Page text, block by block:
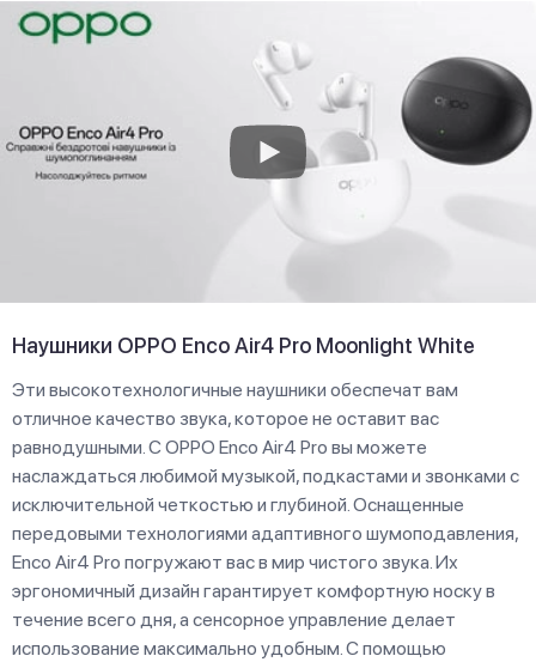
Наушники OPPO Enco Air4 Pro Moonlight White
Эти высокотехнологичные наушники обеспечат вам
отличное качество звука, которое не оставит вас
равнодушными. С OPPO Enco Air4 Pro вы можете
наслаждаться любимой музыкой, подкастами и звонками с
исключительной четкостью и глубиной. Оснащенные
передовыми технологиями адаптивного шумоподавления,
Enco Air4 Pro погружают вас в мир чистого звука. Их
эргономичный дизайн гарантирует комфортную носку в
течение всего дня, а сенсорное управление делает
использование максимально удобным. С помощью